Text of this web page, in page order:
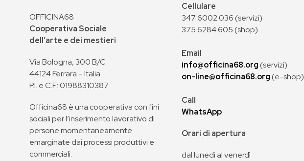
OFFICINA68
Cooperativa Sociale
dell’arte e dei mestieri
Via Bologna, 300 B/C
44124 Ferrara – Italia
P.I. e C.F.: 01988310387
Officina68 è una cooperativa con fini
sociali per l’inserimento lavorativo di
persone momentaneamente
emarginate dai processi produttivi e
commerciali.
Cellulare
347 6002 036 (servizi)
375 6284 605 (shop)
Email
info@officina68.org(servizi)
on-line@officina68.org(e-shop)
Call
WhatsApp
Orari di apertura
dal lunedì al venerdì